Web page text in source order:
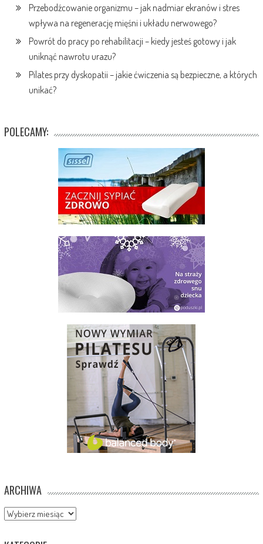
Przebodźcowanie organizmu – jak nadmiar ekranów i stres
wpływa na regenerację mięśni i układu nerwowego?
Powrót do pracy po rehabilitacji – kiedy jesteś gotowy i jak
uniknąć nawrotu urazu?
Pilates przy dyskopatii – jakie ćwiczenia są bezpieczne, a których
unikać?
POLECAMY:
ARCHIWA
Archiwa